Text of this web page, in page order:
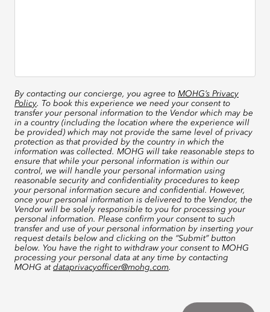
By contacting our concierge, you agree to MOHG’s Privacy
Policy. To book this experience we need your consent to
transfer your personal information to the Vendor which may be
in a country (including the location where the experience will
be provided) which may not provide the same level of privacy
protection as that provided by the country in which the
information was collected. MOHG will take reasonable steps to
ensure that while your personal information is within our
control, we will handle your personal information using
reasonable security and confidentiality procedures to keep
your personal information secure and confidential. However,
once your personal information is delivered to the Vendor, the
Vendor will be solely responsible to you for processing your
personal information. Please confirm your consent to such
transfer and use of your personal information by inserting your
request details below and clicking on the “Submit” button
below. You have the right to withdraw your consent to MOHG
processing your personal data at any time by contacting
MOHG at dataprivacyofficer@mohg.com.